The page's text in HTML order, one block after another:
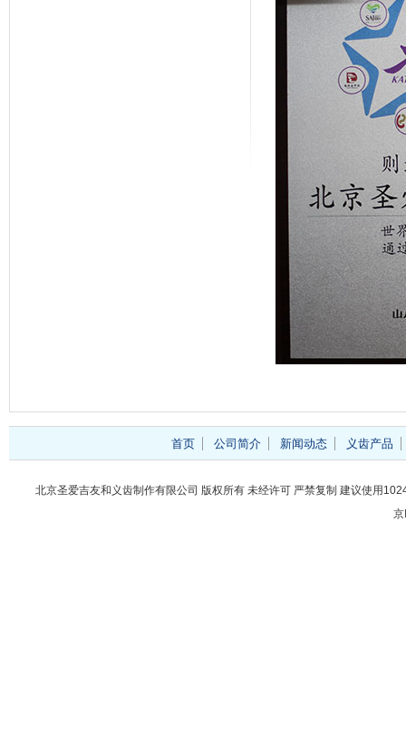
首页 公司简介 新闻动态 义齿产品
北京圣爱吉友和义齿制作有限公司 版权所有 未经许可 严禁复制 建议使用